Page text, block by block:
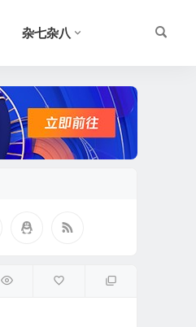
杂七杂八